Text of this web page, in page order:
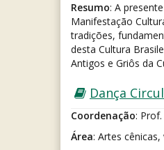
Resumo: A
Manifestação
tradições,
desta Cultura
Antigos e Griôs da
Dança
Coordenação:
Área: Artes